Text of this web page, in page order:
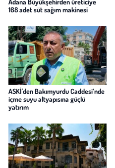
168 adet süt sağım makinesi
ASKİ'den Bakımyurdu Caddesi’nde
içme suyu altyapısına güçlü
yatırım